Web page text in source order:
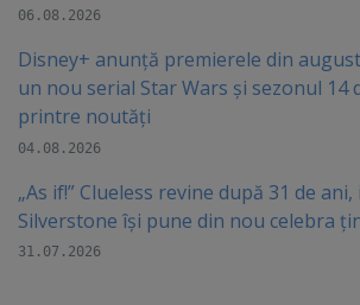
06.08.2026
Disney+ anunță premierele din
un nou serial Star Wars și sezonul 14
printre noutăți
04.08.2026
„As if!” Clueless revine după 31 de ani,
Silverstone își pune din nou celebra
31.07.2026